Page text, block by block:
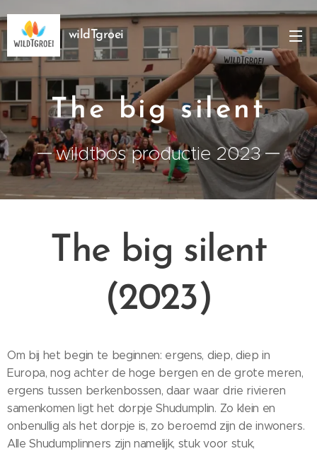
wildTgroei
The big silent
wildtbos productie 2023
The big silent
(2023)
Om bij het begin te beginnen: ergens, diep, diep in
Europa, nog achter de hoge bergen en de grote meren,
ergens tussen berkenbossen, daar waar drie rivieren
samenkomen ligt het dorpje Shudumplin. Zo klein en
onbenullig als het dorpje is, zo beroemd zijn de inwoners.
Alle Shudumplinners zijn namelijk, stuk voor stuk,